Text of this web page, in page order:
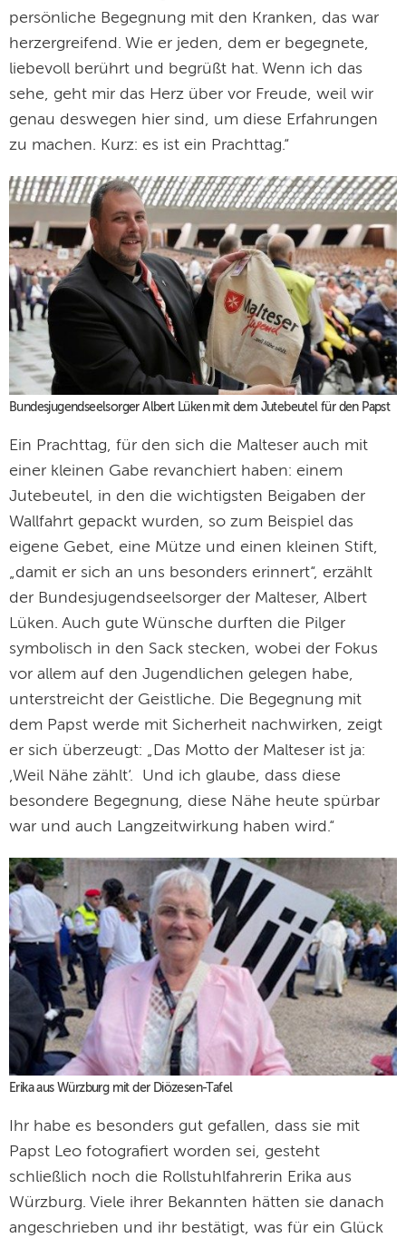
persönliche Begegnung mit den Kranken, das war
herzergreifend. Wie er jeden, dem er begegnete,
liebevoll berührt und begrüßt hat. Wenn ich das
sehe, geht mir das Herz über vor Freude, weil wir
genau deswegen hier sind, um diese Erfahrungen
zu machen. Kurz: es ist ein Prachttag.“
Bundesjugendseelsorger Albert Lüken mit dem Jutebeutel für den Papst
Ein Prachttag, für den sich die Malteser auch mit
einer kleinen Gabe revanchiert haben: einem
Jutebeutel, in den die wichtigsten Beigaben der
Wallfahrt gepackt wurden, so zum Beispiel das
eigene Gebet, eine Mütze und einen kleinen Stift,
„damit er sich an uns besonders erinnert“, erzählt
der Bundesjugendseelsorger der Malteser, Albert
Lüken. Auch gute Wünsche durften die Pilger
symbolisch in den Sack stecken, wobei der Fokus
vor allem auf den Jugendlichen gelegen habe,
unterstreicht der Geistliche. Die Begegnung mit
dem Papst werde mit Sicherheit nachwirken, zeigt
er sich überzeugt: „Das Motto der Malteser ist ja:
,Weil Nähe zählt‘. Und ich glaube, dass diese
besondere Begegnung, diese Nähe heute spürbar
war und auch Langzeitwirkung haben wird.“
Erika aus Würzburg mit der Diözesen-Tafel
Ihr habe es besonders gut gefallen, dass sie mit
Papst Leo fotografiert worden sei, gesteht
schließlich noch die Rollstuhlfahrerin Erika aus
Würzburg. Viele ihrer Bekannten hätten sie danach
angeschrieben und ihr bestätigt, was für ein Glück